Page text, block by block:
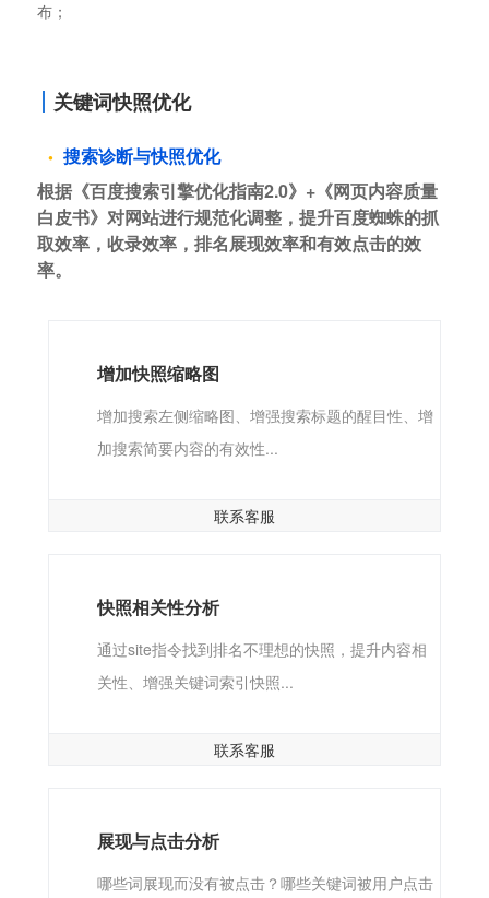
布；
关键词快照优化
搜索诊断与快照优化
根据《百度搜索引擎优化指南2.0》+《网页内容质量
白皮书》对网站进行规范化调整，提升百度蜘蛛的抓
取效率，收录效率，排名展现效率和有效点击的效
率。
增加快照缩略图
增加搜索左侧缩略图、增强搜索标题的醒目性、增
加搜索简要内容的有效性...
联系客服
快照相关性分析
通过site指令找到排名不理想的快照，提升内容相
关性、增强关键词索引快照...
联系客服
展现与点击分析
哪些词展现而没有被点击？哪些关键词被用户点击